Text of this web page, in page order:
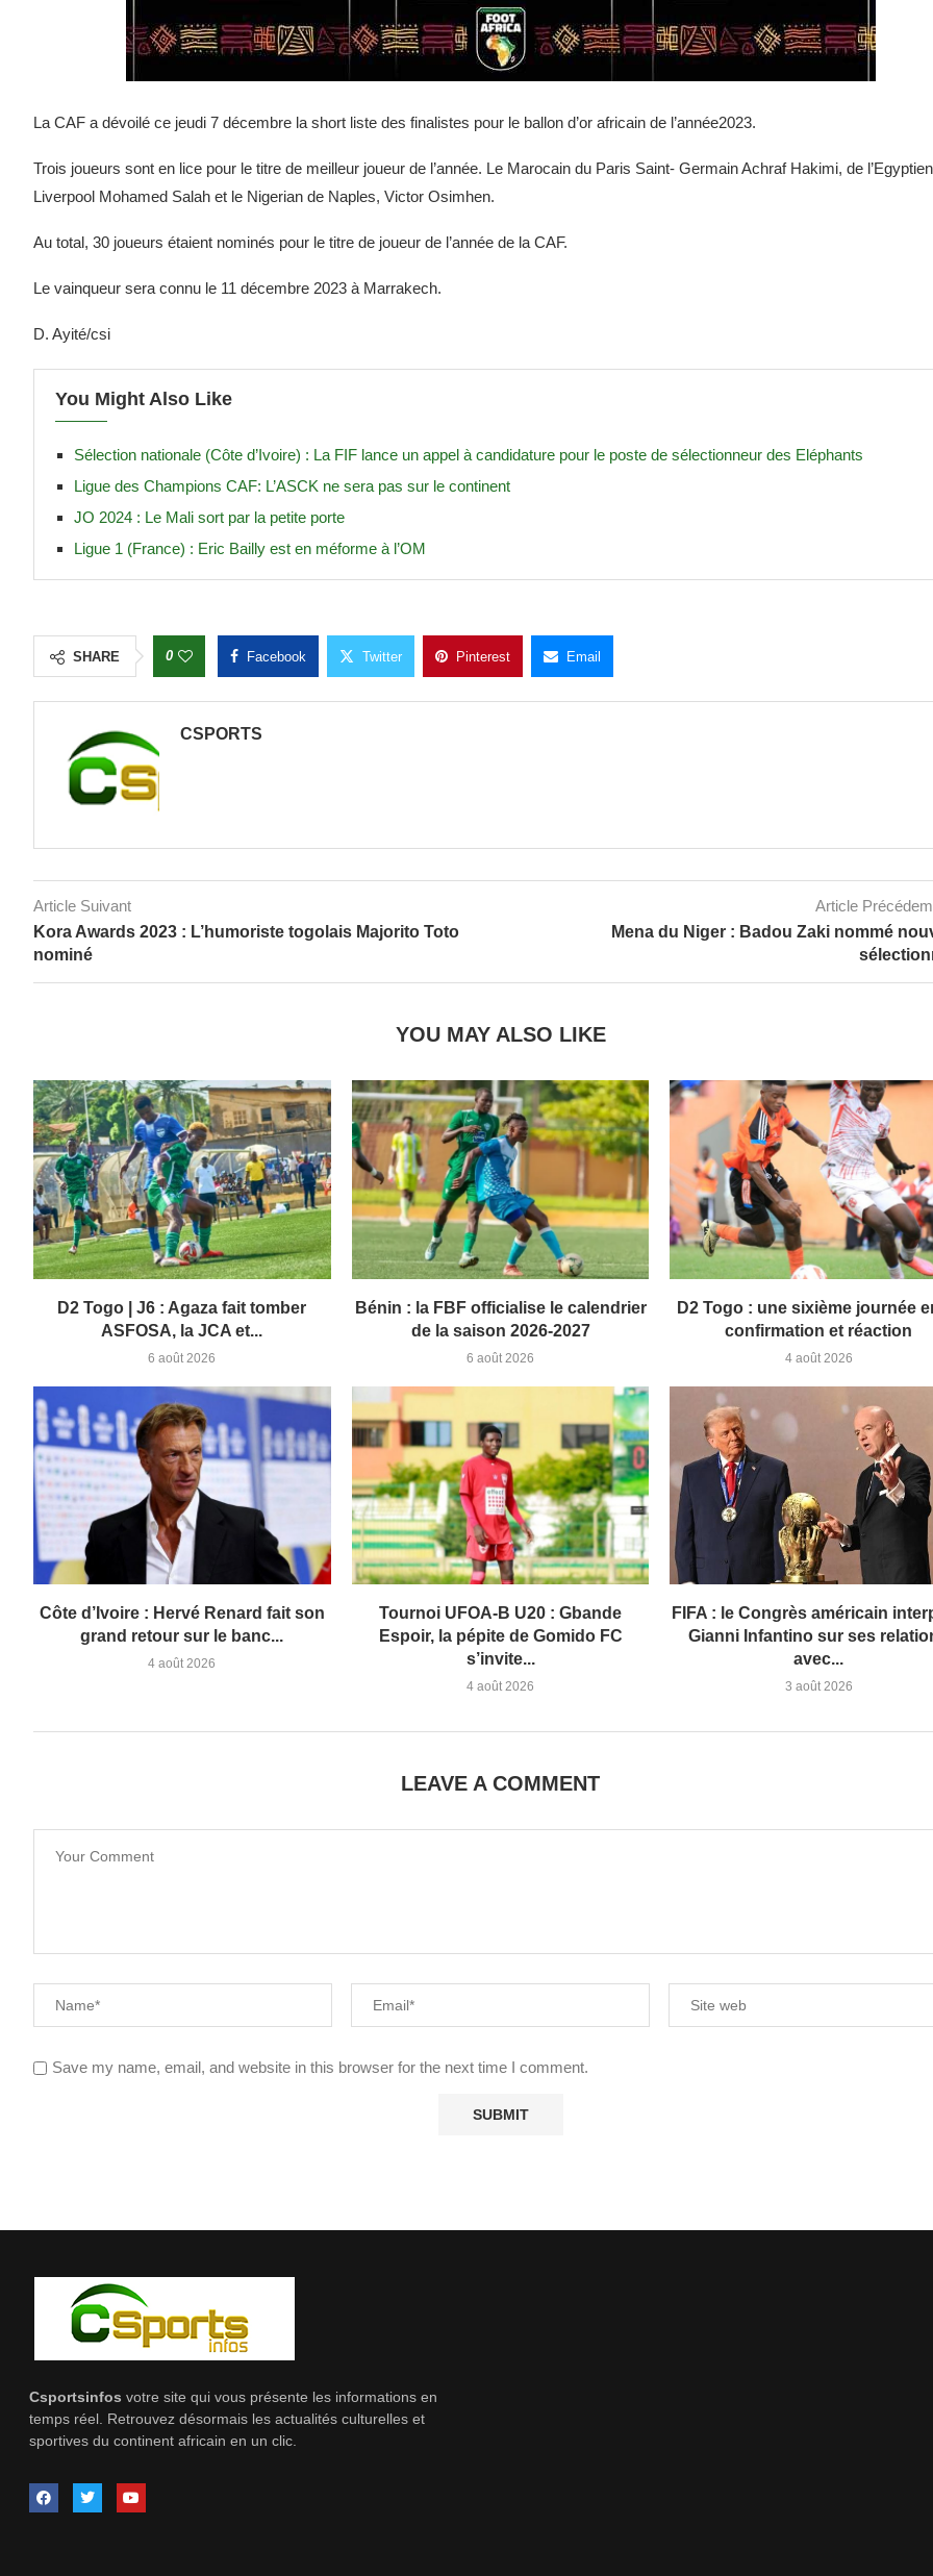
La CAF a dévoilé ce jeudi 7 décembre la short liste des finalistes pour le ballon d’or africain de l’année2023.
Trois joueurs sont en lice pour le titre de meilleur joueur de l’année. Le Marocain du Paris Saint- Germain Achraf Hakimi, de
Liverpool Mohamed Salah et le Nigerian de Naples, Victor Osimhen.
Au total, 30 joueurs étaient nominés pour le titre de joueur de l’année de la CAF.
Le vainqueur sera connu le 11 décembre 2023 à Marrakech.
D. Ayité/csi
You Might Also Like
Sélection nationale (Côte d’Ivoire) : La FIF lance un appel à candidature pour le poste de sélectionneur des Eléphants
Ligue des Champions CAF: L’ASCK ne sera pas sur le continent
JO 2024 : Le Mali sort par la petite porte
Ligue 1 (France) : Eric Bailly est en méforme à l’OM
SHARE 0 Facebook Twitter Pinterest Email
CSPORTS
Article Suivant
Kora Awards 2023 : L’humoriste togolais Majorito Toto
nominé
Article
Mena du Niger : Badou Zaki nommé
YOU MAY ALSO LIKE
D2 Togo | J6 : Agaza fait tomber
ASFOSA, la JCA et...
6 août 2026
Bénin : la FBF officialise le calendrier
de la saison 2026-2027
6 août 2026
D2 Togo : une sixième journée
confirmation et réaction
4 août 2026
Côte d’Ivoire : Hervé Renard fait son
grand retour sur le banc...
4 août 2026
Tournoi UFOA-B U20 : Gbande
Espoir, la pépite de Gomido FC
s’invite...
4 août 2026
FIFA : le Congrès américain
Gianni Infantino sur ses
avec...
3 août 2026
LEAVE A COMMENT
Save my name, email, and website in this browser for the next time I comment.
Csportsinfos votre site qui vous présente les informations en
temps réel. Retrouvez désormais les actualités culturelles et
sportives du continent africain en un clic.